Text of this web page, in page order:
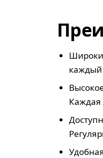
каждый
Каждая